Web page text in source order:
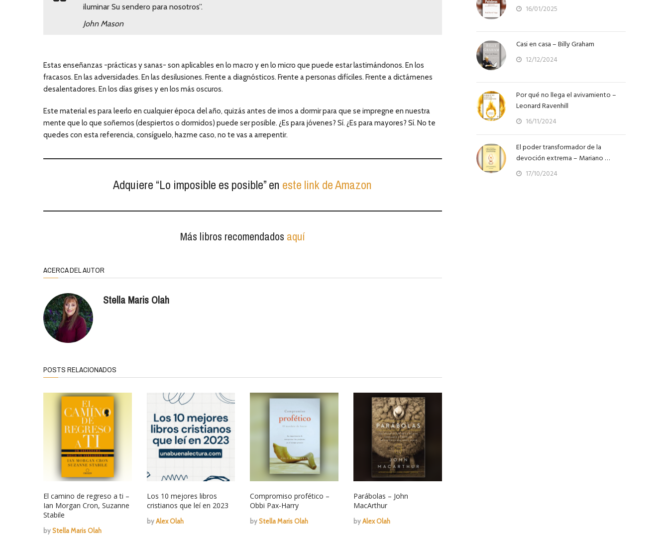
iluminar Su sendero para nosotros”.
John Mason
Estas enseñanzas -prácticas y sanas- son aplicables en lo macro y en lo micro que puede estar lastimándonos. En los
fracasos. En las adversidades. En las desilusiones. Frente a diagnósticos. Frente a personas difíciles. Frente a dictámenes
desalentadores. En los días grises y en los más oscuros.
Este material es para leerlo en cualquier época del año, quizás antes de irnos a dormir para que se impregne en nuestra
mente que lo que soñemos (despiertos o dormidos) puede ser posible. ¿Es para jóvenes? Sí. ¿Es para mayores? Sí. No te
quedes con esta referencia, consíguelo, hazme caso, no te vas a arrepentir.
Adquiere “Lo imposible es posible” en este link de Amazon
Más libros recomendados aquí
ACERCA DEL AUTOR
Stella Maris Olah
POSTS RELACIONADOS
El camino de regreso a ti –
Ian Morgan Cron, Suzanne
Stabile
byStella Maris Olah
Los 10 mejores libros
cristianos que leí en 2023
byAlex Olah
Compromiso profético –
Obbi Pax-Harry
byStella Maris Olah
Parábolas – John
MacArthur
byAlex Olah
16/01/2025
Casi en casa – Billy Graham
12/12/2024
Por qué no llega el avivamiento –
Leonard Ravenhill
16/11/2024
El poder transformador de la
devoción extrema – Mariano …
17/10/2024